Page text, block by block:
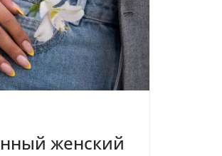
женский